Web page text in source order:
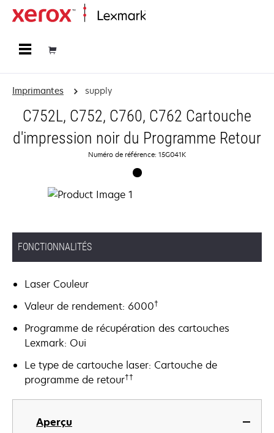
Imprimantes supply
C752L, C752, C760, C762 Cartouche
d'impression noir du Programme Retour
Numéro de référence: 15G041K
FONCTIONNALITÉS
Laser Couleur
Valeur de rendement: 6000†
Programme de récupération des cartouches
Lexmark: Oui
Le type de cartouche laser: Cartouche de
programme de retour††
Aperçu